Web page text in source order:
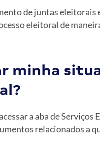
de juntas eleitorais
eleitoral de
minha
a aba de
relacionados a